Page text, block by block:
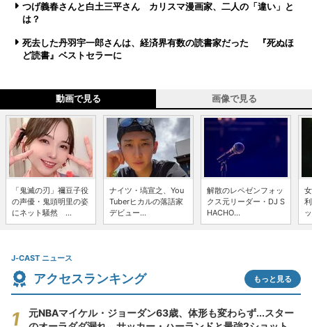
つげ義春さんと白土三平さん カリスマ漫画家、二人の「違い」と
は？
死去した丹羽宇一郎さんは、経済界有数の読書家だった 『死ぬほ
ど読書』ベストセラーに
動画で見る 画像で見る
「鬼滅の刃」禰豆子役
の声優・鬼頭明里の姿
にネット騒然 ...
ナイツ・塙宣之、You
Tuberヒカルの落語家
デビュー...
解散のレペゼンフォッ
クス元リーダー・DJ S
HACHO...
J-CAST ニュース
アクセスランキング もっと見る
元NBAマイケル・ジョーダン63歳、体形も変わらず...スター